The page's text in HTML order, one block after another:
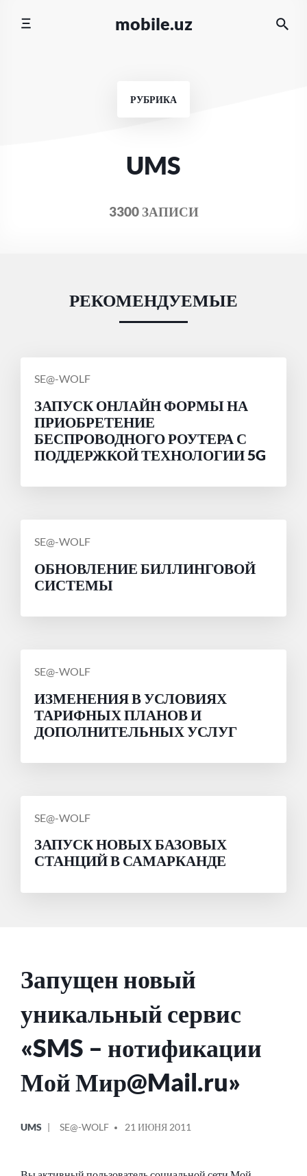
mobile.uz
РУБРИКА
UMS
3300 ЗАПИСИ
РЕКОМЕНДУЕМЫЕ
СООБЩЕНИЕ
SE@-WOLF
ЗАПУСК ОНЛАЙН ФОРМЫ НА
ПРИОБРЕТЕНИЕ
БЕСПРОВОДНОГО РОУТЕРА С
ПОДДЕРЖКОЙ ТЕХНОЛОГИИ 5G
СООБЩЕНИЕ
SE@-WOLF
ОБНОВЛЕНИЕ БИЛЛИНГОВОЙ
СИСТЕМЫ
СООБЩЕНИЕ
SE@-WOLF
ИЗМЕНЕНИЯ В УСЛОВИЯХ
ТАРИФНЫХ ПЛАНОВ И
ДОПОЛНИТЕЛЬНЫХ УСЛУГ
СООБЩЕНИЕ
SE@-WOLF
ЗАПУСК НОВЫХ БАЗОВЫХ
СТАНЦИЙ В САМАРКАНДЕ
Запущен новый
уникальный сервис
«SMS – нотификации
Мой Мир@Mail.ru»
В
UMS
ОТ
SE@-WOLF 21 ИЮНЯ 2011